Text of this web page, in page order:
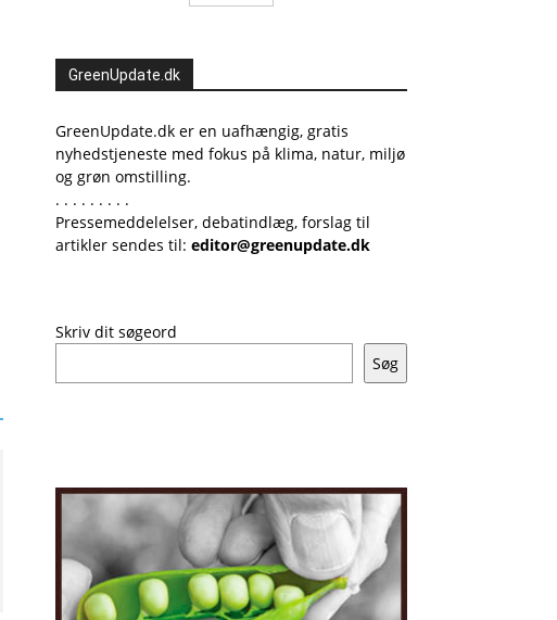
GreenUpdate.dk
GreenUpdate.dk er en uafhængig, gratis
nyhedstjeneste med fokus på klima, natur, miljø
og grøn omstilling.
. . . . . . . . .
Pressemeddelelser, debatindlæg, forslag til
artikler sendes til: editor@greenupdate.dk
Skriv dit søgeord
Søg